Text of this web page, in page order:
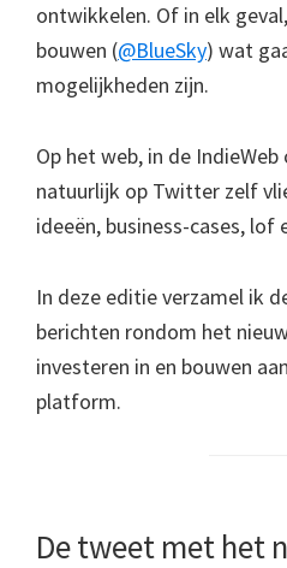
ontwikkelen. Of in elk
bouwen (@BlueSky) wat
mogelijkheden zijn.
Op het web, in de
natuurlijk op Twitter zelf
ideeën, business-cases,
In deze editie verzamel ik
berichten rondom het
investeren in en bouwen
platform.
De tweet met het